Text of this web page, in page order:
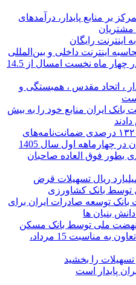
بر منابع پایدار، درآمدهای
مشتریان
اینترنت رایگان
اینترنت داخلی و بین‌المللی
حق بیمه تولیدی بیمه ملت در چهار ماه نخست امسال از 14.5
، اتحاد مقدس ، همبستگی و
بانک ایران منابع خود را به بیش
افزایش ۷۰ درصدی منابع و ۱۳۲ درصدی ضمانت‌نامه‌های
چهارماهه اول سال 1405
فوق العاده صاحبان
بر 32 هزار میلیارد ریال تسهیلات قرض
توسط بانک کشاورزی
بانک توسعه صادرات ایران برای
بنیان ها
پیام مدیرعامل بانک توسعه تعاون به مناسبت 15 مرداد،
تسهیلات را بخشید
پایدار است